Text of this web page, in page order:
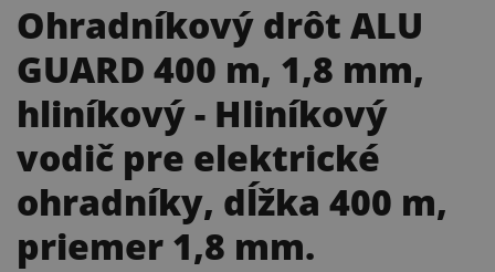
Ohradníkový drôt ALU
GUARD 400 m, 1,8 mm,
hliníkový- Hliníkový
vodič pre elektrické
ohradníky, dĺžka 400 m,
priemer 1,8 mm.